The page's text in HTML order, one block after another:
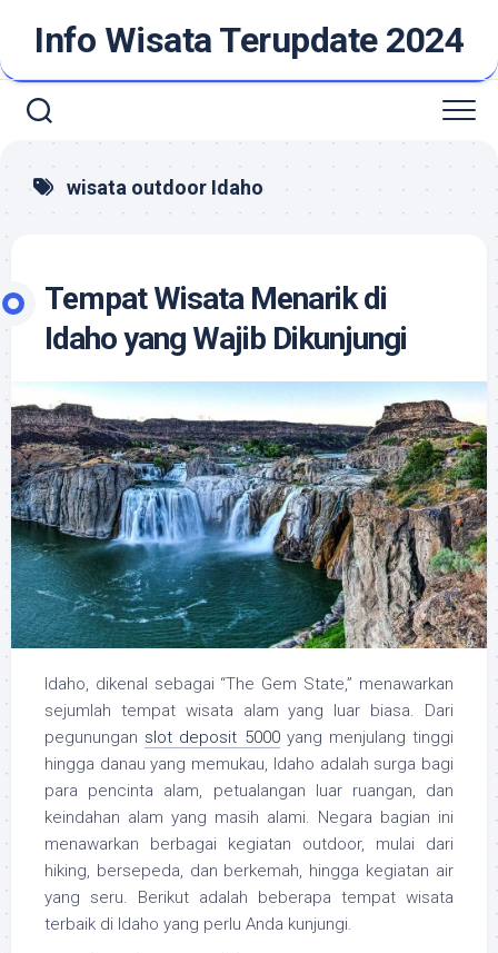
contentInfo Wisata Terupdate 2024
wisata outdoor Idaho
Tempat Wisata Menarik di
Idaho yang Wajib Dikunjungi
Idaho, dikenal sebagai “The Gem State,” menawarkan
sejumlah tempat wisata alam yang luar biasa. Dari
pegunungan slot deposit 5000yang menjulang tinggi
hingga danau yang memukau, Idaho adalah surga bagi
para pencinta alam, petualangan luar ruangan, dan
keindahan alam yang masih alami. Negara bagian ini
menawarkan berbagai kegiatan outdoor, mulai dari
hiking, bersepeda, dan berkemah, hingga kegiatan air
yang seru. Berikut adalah beberapa tempat wisata
terbaik di Idaho yang perlu Anda kunjungi.